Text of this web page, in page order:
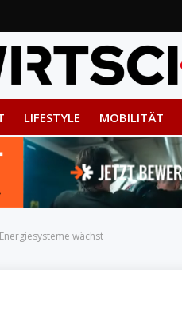
LIFESTYLE MOBILITÄT
wächst